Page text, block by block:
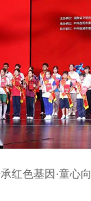
红色基因·童